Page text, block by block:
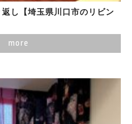
し【埼玉県川口市のリビン
more